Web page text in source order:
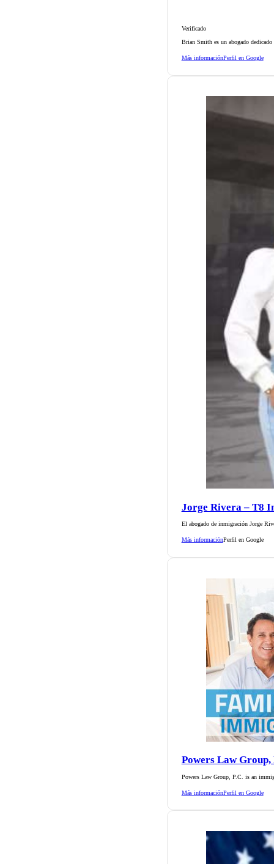
Verificado
Brian Smith es un abogado
Más informaciónPerfil en Google
Jorge Rivera – T8
El abogado de inmigración Jorge
Más informaciónPerfil en Google
Powers Law Group,
Powers Law Group, P.C. is an
Más informaciónPerfil en Google